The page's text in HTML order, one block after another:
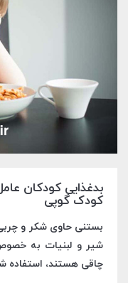
بدغذایی کودکان
کودک گوپی
بستنی حاوی شکر و
شیر و لبنیات به
چاقی هستند، استفاده